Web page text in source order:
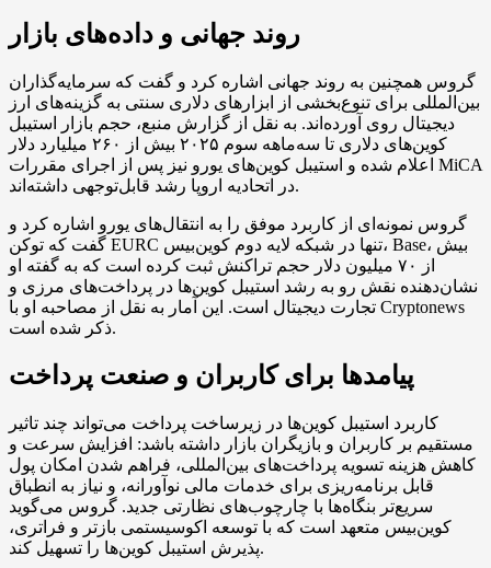
روند جهانی و داده‌های بازار
گروس همچنین به روند جهانی اشاره کرد و گفت که سرمایه‌گذاران
بین‌المللی برای تنوع‌بخشی از ابزارهای دلاری سنتی به گزینه‌های ارز
دیجیتال روی آورده‌اند. به نقل از گزارش منبع، حجم بازار استیبل
کوین‌های دلاری تا سه‌ماهه سوم ۲۰۲۵ بیش از ۲۶۰ میلیارد دلار
اعلام شده و استیبل کوین‌های یورو نیز پس از اجرای مقررات MiCA
در اتحادیه اروپا رشد قابل‌توجهی داشته‌اند.
گروس نمونه‌ای از کاربرد موفق را به انتقال‌های یورو اشاره کرد و
گفت که توکن EURC تنها در شبکه لایه دوم کوین‌بیس، Base، بیش
از ۷۰ میلیون دلار حجم تراکنش ثبت کرده است که به گفته او
نشان‌دهنده نقش رو به رشد استیبل کوین‌ها در پرداخت‌های مرزی و
تجارت دیجیتال است. این آمار به نقل از مصاحبه او با Cryptonews
ذکر شده است.
پیامدها برای کاربران و صنعت پرداخت
کاربرد استیبل کوین‌ها در زیرساخت پرداخت می‌تواند چند تاثیر
مستقیم بر کاربران و بازیگران بازار داشته باشد: افزایش سرعت و
کاهش هزینه تسویه پرداخت‌های بین‌المللی، فراهم شدن امکان پول
قابل برنامه‌ریزی برای خدمات مالی نوآورانه، و نیاز به انطباق
سریع‌تر بنگاه‌ها با چارچوب‌های نظارتی جدید. گروس می‌گوید
کوین‌بیس متعهد است که با توسعه اکوسیستمی بازتر و فراتری،
پذیرش استیبل کوین‌ها را تسهیل کند.